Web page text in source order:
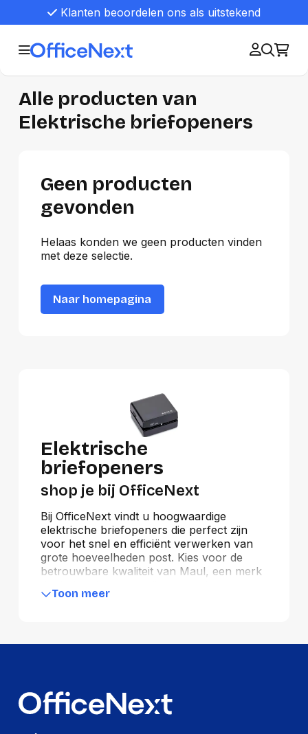
Klanten beoordelen ons als uitstekend
Alle producten van
Elektrische briefopeners
Geen producten
gevonden
Helaas konden we geen producten vinden
met deze selectie.
Naar homepagina
Elektrische
briefopeners
shop je bij OfficeNext
Bij OfficeNext vindt u hoogwaardige
elektrische briefopeners die perfect zijn
voor het snel en efficiënt verwerken van
grote hoeveelheden post. Kies voor de
betrouwbare kwaliteit van Maul, een merk
duurzame producten. Deze elektrische
Toon meer